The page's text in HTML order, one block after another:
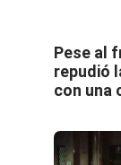
Pese al
repudió
con una